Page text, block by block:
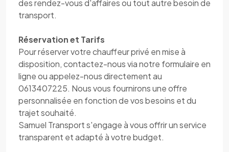
des rendez-vous d'affaires ou tout autre besoin de
transport.
Réservation et Tarifs
Pour réserver votre chauffeur privé en mise à
disposition, contactez-nous via notre formulaire en
ligne ou appelez-nous directement au
0613407225. Nous vous fournirons une offre
personnalisée en fonction de vos besoins et du
trajet souhaité.
Samuel Transport s'engage à vous offrir un service
transparent et adapté à votre budget.